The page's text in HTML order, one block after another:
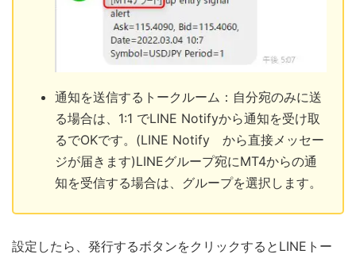
通知を送信するトークルーム：自分宛のみに送
る場合は、1:1 でLINE Notifyから通知を受け取
るでOKです。(LINE Notify から直接メッセー
ジが届きます)LINEグループ宛にMT4からの通
知を受信する場合は、グループを選択します。
設定したら、発行するボタンをクリックするとLINEトー